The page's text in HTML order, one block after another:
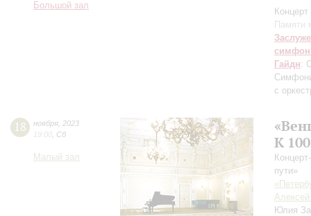
Большой зал
Памяти
Гайдн:
с
18 ноября 2023
19:00 Сб
Малый зал
К
пути»
Юлия